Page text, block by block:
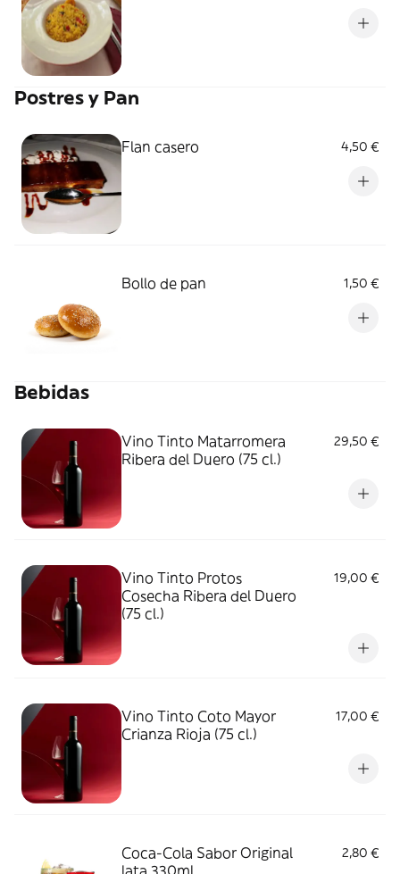
Postres y Pan
Flan casero 4,50 €
Bollo de pan 1,50 €
Bebidas
Vino Tinto Matarromera
Ribera del Duero (75 cl.)
29,50 €
Vino Tinto Protos
Cosecha Ribera del Duero
(75 cl.)
19,00 €
Vino Tinto Coto Mayor
Crianza Rioja (75 cl.)
17,00 €
Coca-Cola Sabor Original
lata 330ml.
2,80 €